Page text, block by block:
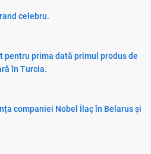
celebru.
pentru prima dată primul produs de
în Turcia.
companiei Nobel İlaç în Belarus și